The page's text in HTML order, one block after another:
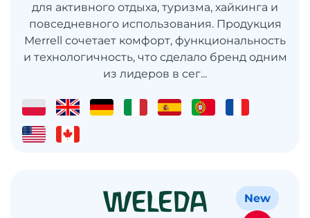
для активного отдыха, туризма, хайкинга и
повседневного использования. Продукция
Merrell сочетает комфорт, функциональность
и технологичность, что сделало бренд одним
из лидеров в сег...
New